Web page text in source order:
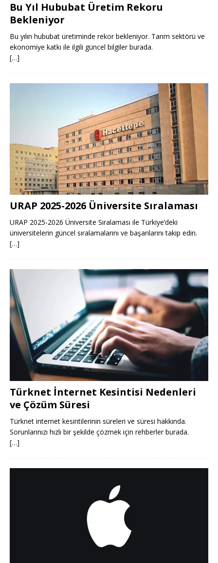
Bu Yıl Hububat Üretim Rekoru
Bekleniyor
Bu yılın hububat üretiminde rekor bekleniyor. Tarım sektörü ve
ekonomiye katkı ile ilgili güncel bilgiler burada.
[…]
URAP 2025-2026 Üniversite Sıralaması
URAP 2025-2026 Üniversite Sıralaması ile Türkiye’deki
üniversitelerin güncel sıralamalarını ve başarılarını takip edin.
[…]
Türknet İnternet Kesintisi Nedenleri
ve Çözüm Süresi
Türknet internet kesintilerinin süreleri ve süresi hakkında.
Sorunlarınızı hızlı bir şekilde çözmek için rehberler burada.
[…]